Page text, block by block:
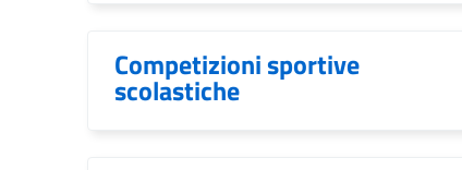
Competizioni sportive
scolastiche